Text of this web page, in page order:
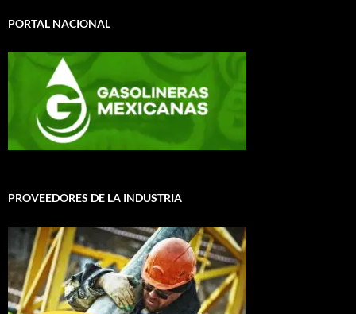
PORTAL NACIONAL
PROVEEDORES DE LA INDUSTRIA